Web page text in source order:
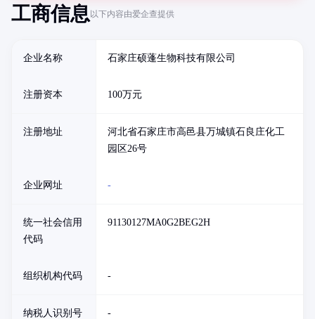
工商信息以下内容由爱企查提供
企业名称 石家庄硕蓬生物科技有限公司
注册资本 100万元
注册地址
河北省石家庄市高邑县万城镇石良庄化工
园区26号
企业网址 -
统一社会信用
代码
91130127MA0G2BEG2H
组织机构代码 -
纳税人识别号 -